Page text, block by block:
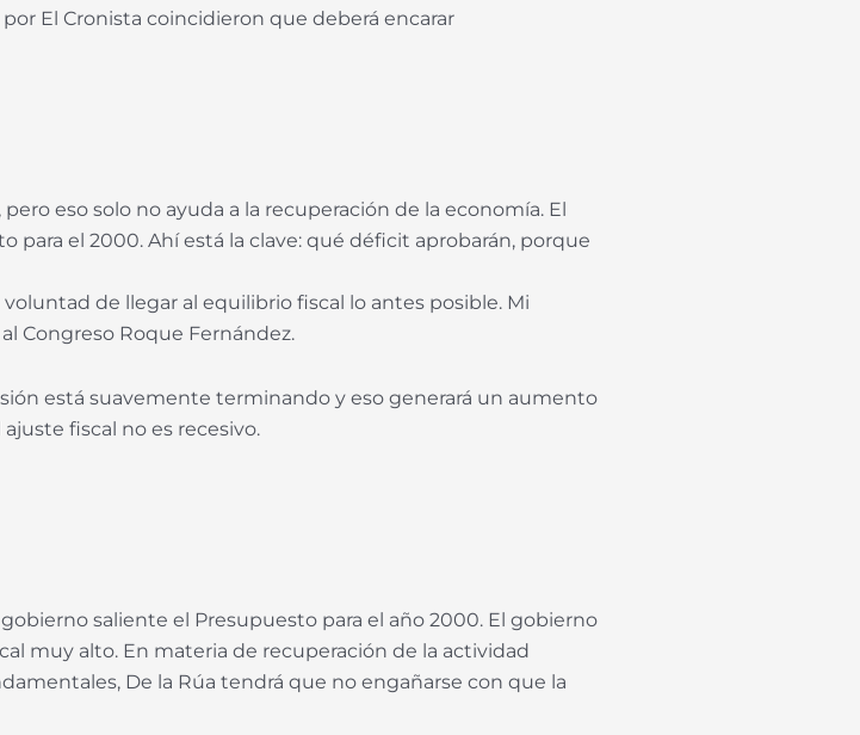
El Cronista coincidieron que deberá encarar
eso solo no ayuda a la recuperación de la economía. El
para el 2000. Ahí está la clave: qué déficit aprobarán, porque
de llegar al equilibrio fiscal lo antes posible. Mi
Congreso Roque Fernández.
está suavemente terminando y eso generará un aumento
fiscal no es recesivo.
saliente el Presupuesto para el año 2000. El gobierno
muy alto. En materia de recuperación de la actividad
De la Rúa tendrá que no engañarse con que la